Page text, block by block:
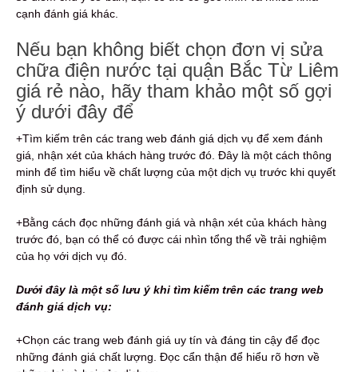
cạnh đánh giá khác.
Nếu bạn không biết chọn đơn vị sửa
chữa điện nước tại quận Bắc Từ Liêm
giá rẻ nào, hãy tham khảo một số gợi
ý dưới đây để
+Tìm kiếm trên các trang web đánh giá dịch vụ để xem đánh
giá, nhận xét của khách hàng trước đó. Đây là một cách thông
minh để tìm hiểu về chất lượng của một dịch vụ trước khi quyết
định sử dụng.
+Bằng cách đọc những đánh giá và nhận xét của khách hàng
trước đó, bạn có thể có được cái nhìn tổng thể về trải nghiệm
của họ với dịch vụ đó.
Dưới đây là một số lưu ý khi tìm kiếm trên các trang web
đánh giá dịch vụ:
+Chọn các trang web đánh giá uy tín và đáng tin cậy để đọc
những đánh giá chất lượng. Đọc cẩn thận để hiểu rõ hơn về